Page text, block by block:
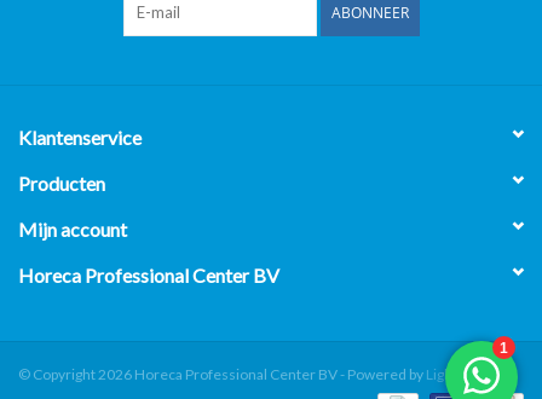
ABONNEER
Klantenservice
Producten
Mijn account
Horeca Professional Center BV
© Copyright 2026 Horeca Professional Center BV - Powered by Lightspeed